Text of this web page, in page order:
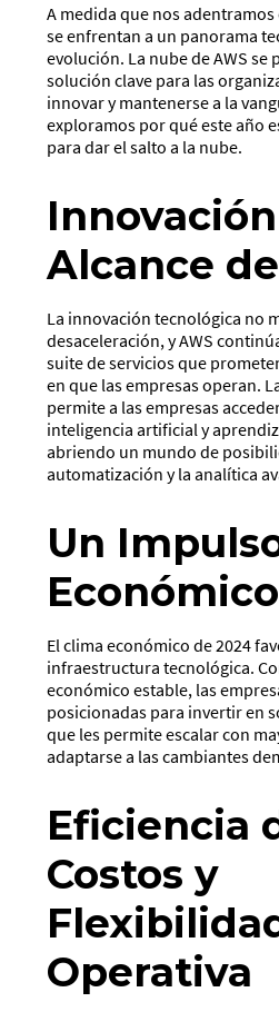
A medida que nos adentramos
se enfrentan a un panorama
evolución. La nube de AWS se
solución clave para las
innovar y mantenerse a la
exploramos por qué este año
para dar el salto a la nube.
Alcance
La innovación tecnológica no
desaceleración, y AWS
suite de servicios que
en que las empresas operan.
permite a las empresas
inteligencia artificial y
abriendo un mundo de
automatización y la analítica
Un
Económico
El clima económico de 2024
infraestructura tecnológica.
económico estable, las
posicionadas para invertir en
que les permite escalar con
adaptarse a las cambiantes
Eficiencia
Costos y
Operativa